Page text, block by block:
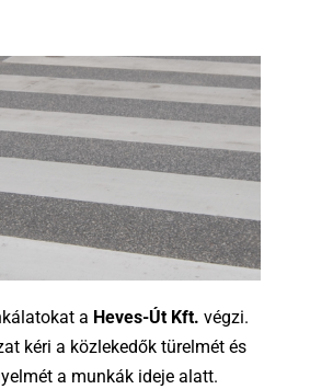
a Heves-Út Kft. végzi.
kéri a közlekedők türelmét és
a munkák ideje alatt.